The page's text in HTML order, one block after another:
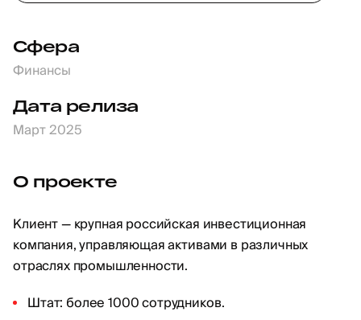
Сфера
Финансы
Дата релиза
Март 2025
О проекте
Клиент — крупная российская инвестиционная
компания, управляющая активами в различных
отраслях промышленности.
Штат: более 1000 сотрудников.